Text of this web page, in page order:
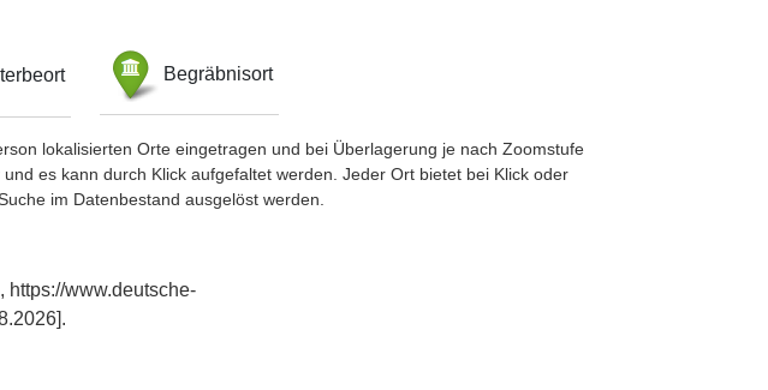
Begräbnisort
lokalisierten Orte eingetragen und bei Überlagerung je nach Zoomstufe
es kann durch Klick aufgefaltet werden. Jeder Ort bietet bei Klick oder
im Datenbestand ausgelöst werden.
https://www.deutsche-